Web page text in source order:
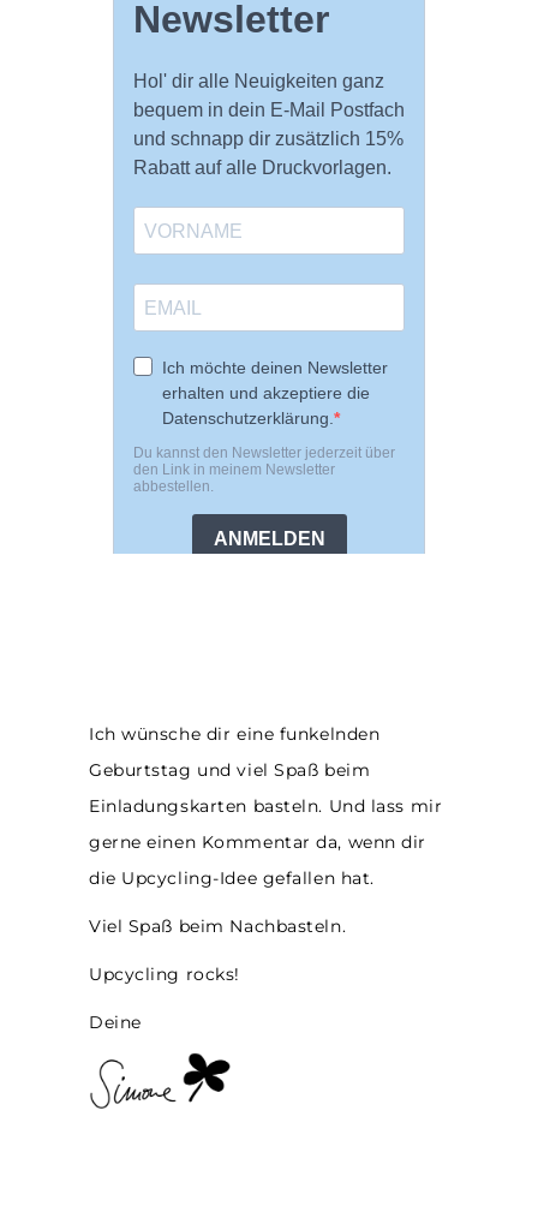
Ich wünsche dir eine funkelnden
Geburtstag und viel Spaß beim
Einladungskarten basteln. Und lass mir
gerne einen Kommentar da, wenn dir
die Upcycling-Idee gefallen hat.
Viel Spaß beim Nachbasteln.
Upcycling rocks!
Deine